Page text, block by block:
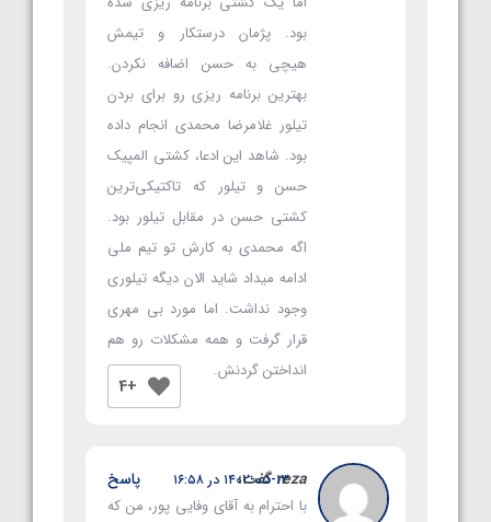
بود. پژمان درستکار و تیمش
هیچی به حسن اضافه نکردن.
بهترین برنامه ریزی رو برای بردن
تیلور غلامرضا محمدی انجام داده
بود. شاهد این ادعا، کشتی المپیک
حسن و تیلور که تاکتیکی‌ترین
کشتی حسن در مقابل تیلور بود.
اگه محمدی به کارش تو تیم ملی
ادامه میداد شاید الان دیگه تیلوری
وجود نداشت. اما مورد بی مهری
قرار گرفت و همه مشکلات رو هم
انداختن گردنش.
+4
reza گفت:
۱۴۰۲-۰۵-۱۳ در ۱۶:۵۸
با احترام به آقای وفایی پور، من که
پاسخ